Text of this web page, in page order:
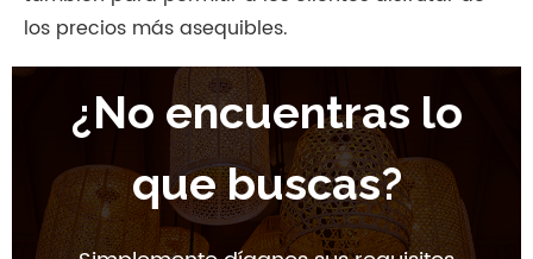
los precios más asequibles.
¿No encuentras lo
que buscas?